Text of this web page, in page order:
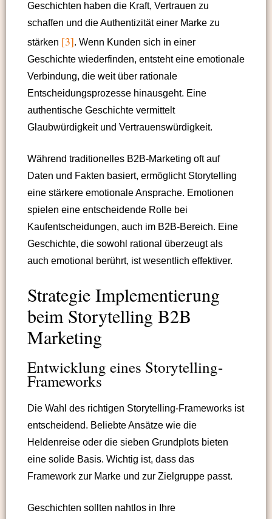
Geschichten haben die Kraft, Vertrauen zu
schaffen und die Authentizität einer Marke zu
stärken [3]. Wenn Kunden sich in einer
Geschichte wiederfinden, entsteht eine emotionale
Verbindung, die weit über rationale
Entscheidungsprozesse hinausgeht. Eine
authentische Geschichte vermittelt
Glaubwürdigkeit und Vertrauenswürdigkeit.
Während traditionelles B2B-Marketing oft auf
Daten und Fakten basiert, ermöglicht Storytelling
eine stärkere emotionale Ansprache. Emotionen
spielen eine entscheidende Rolle bei
Kaufentscheidungen, auch im B2B-Bereich. Eine
Geschichte, die sowohl rational überzeugt als
auch emotional berührt, ist wesentlich effektiver.
Strategie Implementierung
beim Storytelling B2B
Marketing
Entwicklung eines Storytelling-
Frameworks
Die Wahl des richtigen Storytelling-Frameworks ist
entscheidend. Beliebte Ansätze wie die
Heldenreise oder die sieben Grundplots bieten
eine solide Basis. Wichtig ist, dass das
Framework zur Marke und zur Zielgruppe passt.
Geschichten sollten nahtlos in Ihre